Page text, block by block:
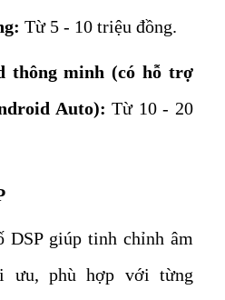
Từ 5 - 10 triệu đồng.
thông minh (có hỗ trợ
Auto): Từ 10 - 20
giúp tinh chỉnh âm
ưu, phù hợp với từng